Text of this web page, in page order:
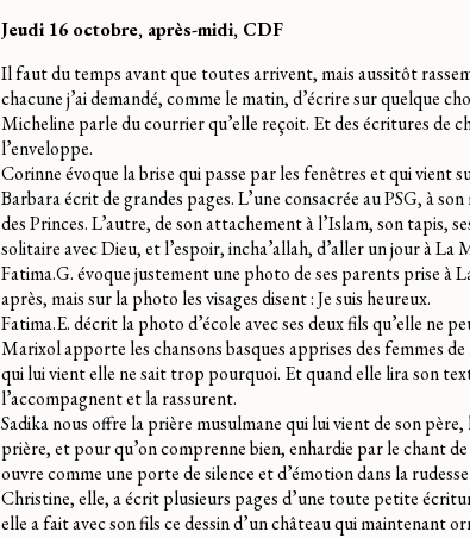
Jeudi 16 octobre, après-midi, CDF
Il faut du temps avant que toutes arrivent, mais aussitôt
chacune j’ai demandé, comme le matin, d’écrire sur quelque
Micheline parle du courrier qu’elle reçoit. Et des écritures de
l’enveloppe.
Corinne évoque la brise qui passe par les fenêtres et qui vient
Barbara écrit de grandes pages. L’une consacrée au PSG, à
des Princes. L’autre, de son attachement à l’Islam, son tapis,
solitaire avec Dieu, et l’espoir, incha’allah, d’aller un jour à La
Fatima.G. évoque justement une photo de ses parents prise à
après, mais sur la photo les visages disent : Je suis heureux.
Fatima.E. décrit la photo d’école avec ses deux fils qu’elle ne
Marixol apporte les chansons basques apprises des femmes
qui lui vient elle ne sait trop pourquoi. Et quand elle lira son
l’accompagnent et la rassurent.
Sadika nous offre la prière musulmane qui lui vient de son
prière, et pour qu’on comprenne bien, enhardie par le chant
ouvre comme une porte de silence et d’émotion dans la
Christine, elle, a écrit plusieurs pages d’une toute petite
elle a fait avec son fils ce dessin d’un château qui maintenant